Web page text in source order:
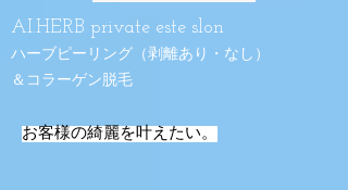
AI.HERB private este slon
ハーブピーリング（剥離あり・なし）
​＆コラーゲン脱毛
お客様の綺麗を叶えたい。